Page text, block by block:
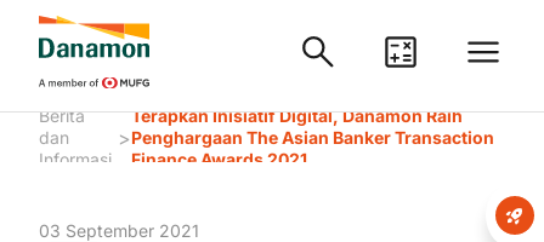
Berita
dan
Informasi
>
Terapkan Inisiatif Digital, Danamon Raih
Penghargaan The Asian Banker Transaction
Finance Awards 2021
03 September 2021